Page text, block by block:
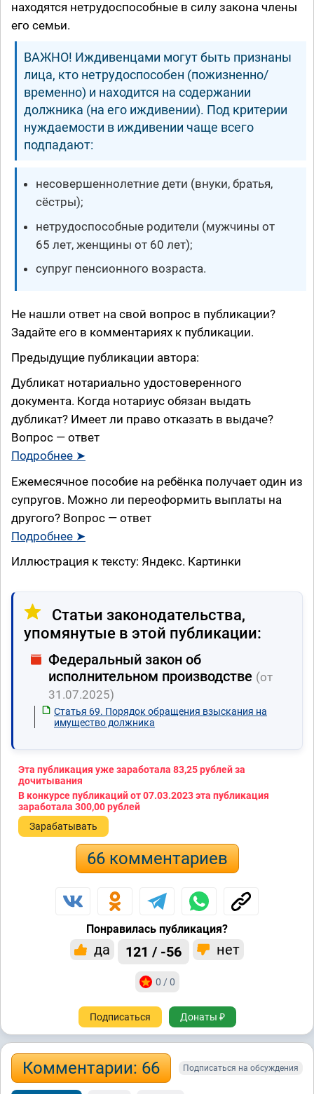
находятся нетрудоспособные в силу закона члены
его семьи.
ВАЖНО! Иждивенцами могут быть признаны
лица, кто нетрудоспособен (пожизненно/
временно) и находится на содержании
должника (на его иждивении). Под критерии
нуждаемости в иждивении чаще всего
подпадают:
несовершеннолетние дети (внуки, братья,
сёстры);
нетрудоспособные родители (мужчины от
65 лет, женщины от 60 лет);
супруг пенсионного возраста.
Не нашли ответ на свой вопрос в публикации?
Задайте его в комментариях к публикации.
Предыдущие публикации автора:
Дубликат нотариально удостоверенного
документа. Когда нотариус обязан выдать
дубликат? Имеет ли право отказать в выдаче?
Вопрос — ответ
Подробнее ➤
Ежемесячное пособие на ребёнка получает один из
супругов. Можно ли переоформить выплаты на
другого? Вопрос — ответ
Подробнее ➤
Иллюстрация к тексту: Яндекс. Картинки
Статьи законодательства,
упомянутые в этой публикации:
Федеральный закон об
исполнительном производстве (от
31.07.2025)
Статья 69. Порядок обращения взыскания на
имущество должника
Эта публикация уже заработала 83,25 рублейза
дочитывания
В конкурсе публикаций от 07.03.2023 эта публикация
заработала 300,00 рублей
Зарабатывать
66 комментариев
Понравилась публикация?
да 121 / -56 нет
0 / 0
Подписаться Донаты ₽
Комментарии: 66 Подписаться на обсуждения